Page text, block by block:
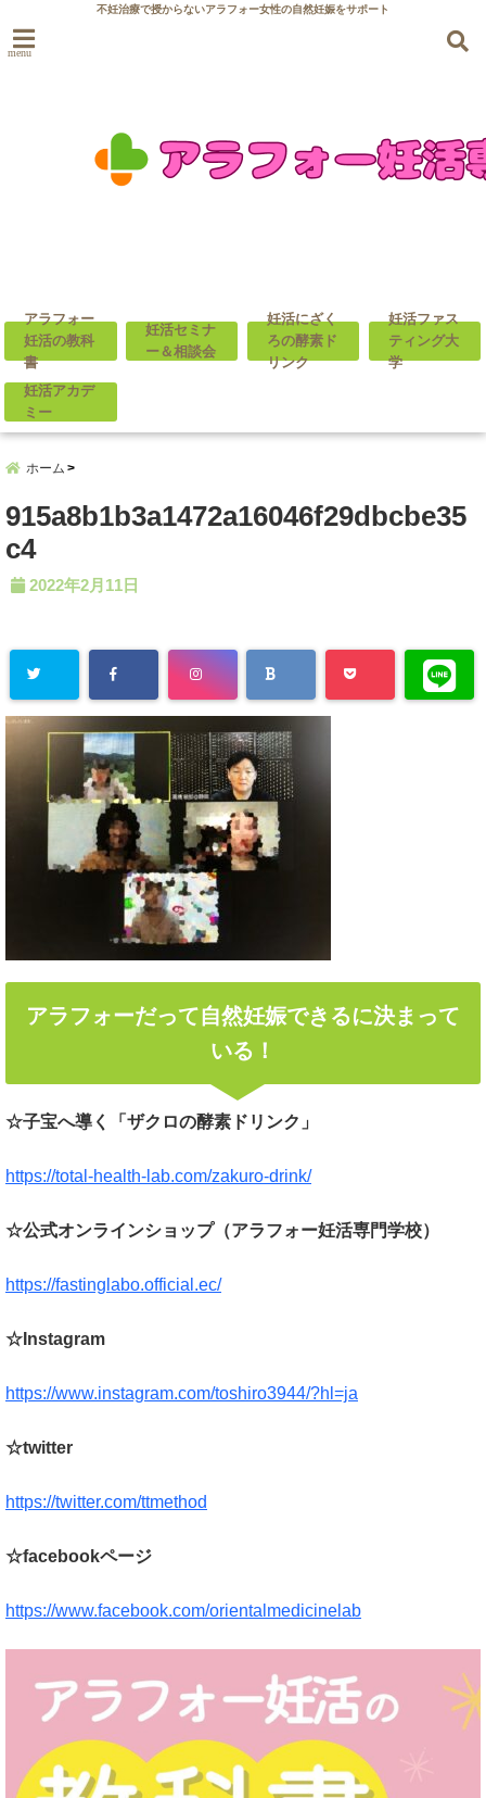
不妊治療で授からないアラフォー女性の自然妊娠をサポート
menu
アラフォー
妊活の教科
書
妊活セミナ
ー＆相談会
妊活にざく
ろの酵素ド
リンク
妊活ファス
ティング大
学
妊活アカデ
ミー
ホーム
915a8b1b3a1472a16046f29dbcbe35
c4
2022年2月11日
アラフォーだって自然妊娠できるに決まって
いる！
☆子宝へ導く「ザクロの酵素ドリンク」
https://total-health-lab.com/zakuro-drink/
☆公式オンラインショップ（アラフォー妊活専門学校）
https://fastinglabo.official.ec/
☆Instagram
https://www.instagram.com/toshiro3944/?hl=ja
☆twitter
https://twitter.com/ttmethod
☆facebookページ
https://www.facebook.com/orientalmedicinelab